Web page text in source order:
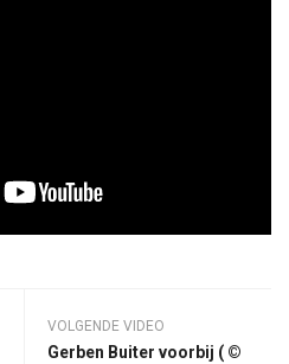
VOLGENDE VIDEO
Gerben Buiter voorbij ( ©